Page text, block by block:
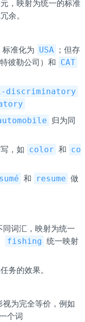
，映射为统一的标准
余。
标准化为 USA ；但存
特彼勒公司）和 CAT
discriminatory
归为同
，如 color 和 co
和 resume 做
同词汇，映射为统一
fishing 统一映射
务的效果。
为完全等价，例如
个词